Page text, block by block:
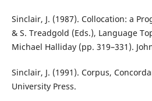
Sinclair, J. (1987). Collocation: a
& S. Treadgold (Eds.), Language
Michael Halliday (pp. 319–331).
Sinclair, J. (1991). Corpus,
University Press.